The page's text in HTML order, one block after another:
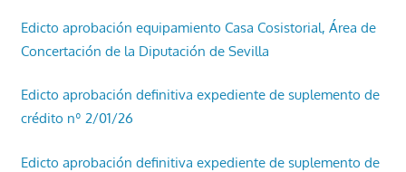
Edicto aprobación equipamiento Casa Cosistorial, Área de
Concertación de la Diputación de Sevilla
Edicto aprobación definitiva expediente de suplemento de
crédito nº 2/01/26
Edicto aprobación definitiva expediente de suplemento de